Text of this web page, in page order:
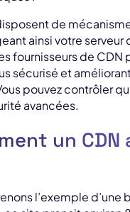
de
ainsi votre serveur
fournisseurs de
sécurisé et
pouvez contrôler
avancées.
un
l’exemple